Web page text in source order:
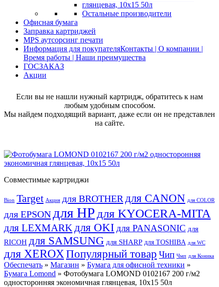
Остальные производители
Офисная бумага
Заправка картриджей
MPS аутсорсинг печати
Информация для покупателяКонтакты | О компании |
Время работы | Наши преимущества
ГОСЗАКАЗ
Акции
Если вы не нашли нужный картридж, обратитесь к нам
любым удобным способом.
Мы найдем подходящий вариант, даже если он не представлен
на сайте.
Совместимые картриджи
Bion Target Акция для BROTHER для CANON для COLOR
для EPSON для HP для KYOCERA-MITA
для LEXMARK для OKI для PANASONIC для
RICOH для SAMSUNG для SHARP для TOSHIBA для WC
для XEROX Популярный товар Чип Чмп для Коника
Обеспечать » Магазин » Бумага для офисной техники »
Бумага Lomond » Фотобумага LOMOND 0102167 200 г/м2
односторонняя экономичная глянцевая, 10х15 50л